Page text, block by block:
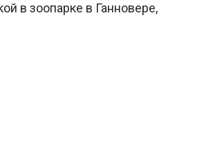
в зоопарке в Ганновере,